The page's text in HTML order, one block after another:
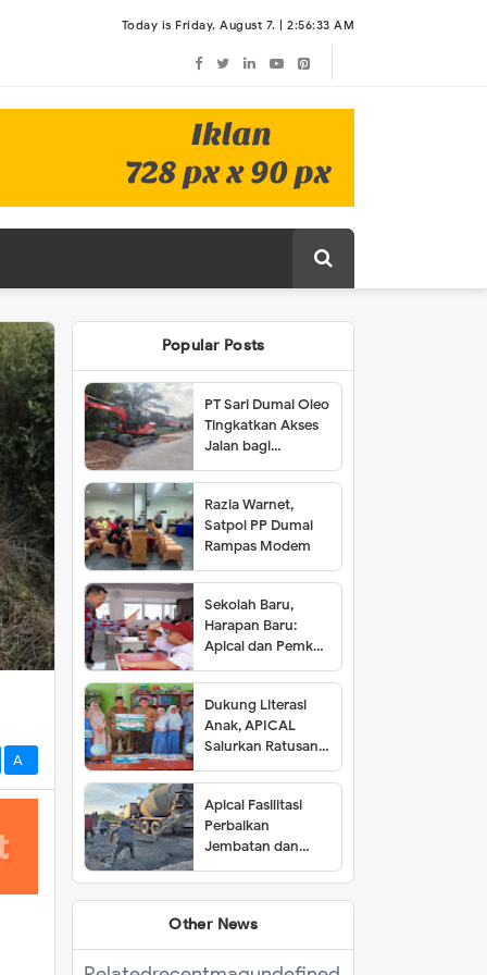
Today is Friday, August 7. | 2:56:33 AM
A-
Popular Posts
PT Sari Dumai Oleo
Tingkatkan Akses
Jalan bagi
Masyarakat Lubuk
Gaung
Razia Warnet,
Satpol PP Dumai
Rampas Modem
Sekolah Baru,
Harapan Baru:
Apical dan Pemkot
Dumai Resmikan
SDN 001 Lubuk
Gaung
Dukung Literasi
Anak, APICAL
Salurkan Ratusan
Buku ke Tiga SD di
Dumai
Apical Fasilitasi
Perbaikan
Jembatan dan
Jalan di Kelurahan
Lubuk Gaung
Other News